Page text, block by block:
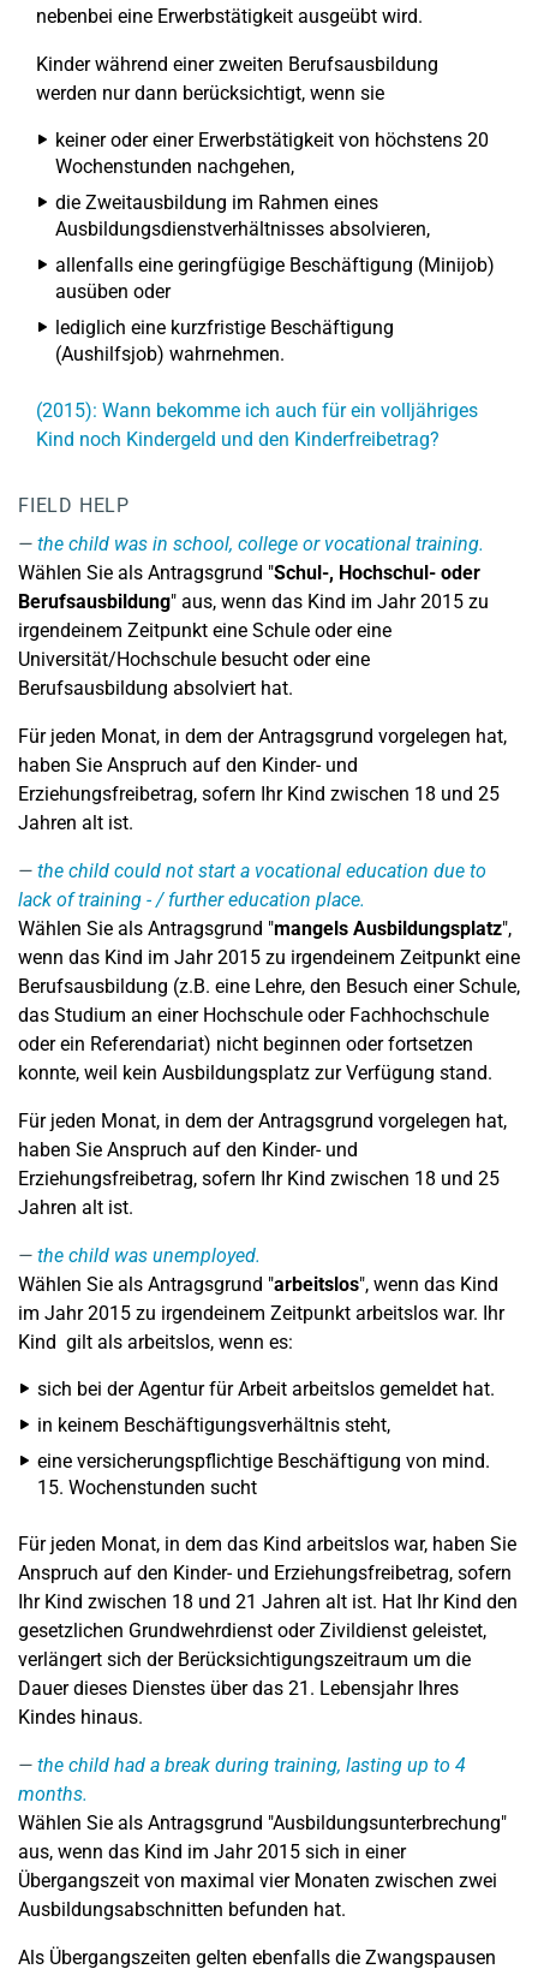
nebenbei eine Erwerbstätigkeit ausgeübt wird.
Kinder während einer zweiten Berufsausbildung
werden nur dann berücksichtigt, wenn sie
keiner oder einer Erwerbstätigkeit von höchstens 20
Wochenstunden nachgehen,
die Zweitausbildung im Rahmen eines
Ausbildungsdienstverhältnisses absolvieren,
allenfalls eine geringfügige Beschäftigung (Minijob)
ausüben oder
lediglich eine kurzfristige Beschäftigung
(Aushilfsjob) wahrnehmen.
(2015): Wann bekomme ich auch für ein volljähriges
Kind noch Kindergeld und den Kinderfreibetrag?
FIELD HELP
the child was in school, college or vocational training.
Wählen Sie als Antragsgrund "Schul-, Hochschul- oder
Berufsausbildung" aus, wenn das Kind im Jahr 2015 zu
irgendeinem Zeitpunkt eine Schule oder eine
Universität/Hochschule besucht oder eine
Berufsausbildung absolviert hat.
Für jeden Monat, in dem der Antragsgrund vorgelegen hat,
haben Sie Anspruch auf den Kinder- und
Erziehungsfreibetrag, sofern Ihr Kind zwischen 18 und 25
Jahren alt ist.
the child could not start a vocational education due to
lack of training - / further education place.
Wählen Sie als Antragsgrund "mangels Ausbildungsplatz",
wenn das Kind im Jahr 2015 zu irgendeinem Zeitpunkt eine
Berufsausbildung (z.B. eine Lehre, den Besuch einer Schule,
das Studium an einer Hochschule oder Fachhochschule
oder ein Referendariat) nicht beginnen oder fortsetzen
konnte, weil kein Ausbildungsplatz zur Verfügung stand.
Für jeden Monat, in dem der Antragsgrund vorgelegen hat,
haben Sie Anspruch auf den Kinder- und
Erziehungsfreibetrag, sofern Ihr Kind zwischen 18 und 25
Jahren alt ist.
the child was unemployed.
Wählen Sie als Antragsgrund "arbeitslos", wenn das Kind
im Jahr 2015 zu irgendeinem Zeitpunkt arbeitslos war. Ihr
Kind gilt als arbeitslos, wenn es:
sich bei der Agentur für Arbeit arbeitslos gemeldet hat.
in keinem Beschäftigungsverhältnis steht,
eine versicherungspflichtige Beschäftigung von mind.
15. Wochenstunden sucht
Für jeden Monat, in dem das Kind arbeitslos war, haben Sie
Anspruch auf den Kinder- und Erziehungsfreibetrag, sofern
Ihr Kind zwischen 18 und 21 Jahren alt ist. Hat Ihr Kind den
gesetzlichen Grundwehrdienst oder Zivildienst geleistet,
verlängert sich der Berücksichtigungszeitraum um die
Dauer dieses Dienstes über das 21. Lebensjahr Ihres
Kindes hinaus.
the child had a break during training, lasting up to 4
months.
Wählen Sie als Antragsgrund "Ausbildungsunterbrechung"
aus, wenn das Kind im Jahr 2015 sich in einer
Übergangszeit von maximal vier Monaten zwischen zwei
Ausbildungsabschnitten befunden hat.
Als Übergangszeiten gelten ebenfalls die Zwangspausen